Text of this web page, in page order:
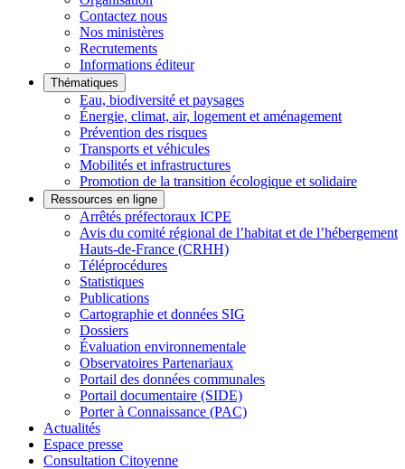
Contactez nous
Nos ministères
Recrutements
Informations éditeur
Thématiques
Eau, biodiversité et paysages
Énergie, climat, air, logement et aménagement
Prévention des risques
Transports et véhicules
Mobilités et infrastructures
Promotion de la transition écologique et solidaire
Ressources en ligne
Arrêtés préfectoraux ICPE
Avis du comité régional de l’habitat et de l’hébergement
Hauts-de-France (CRHH)
Téléprocédures
Statistiques
Publications
Cartographie et données SIG
Dossiers
Évaluation environnementale
Observatoires Partenariaux
Portail des données communales
Portail documentaire (SIDE)
Porter à Connaissance (PAC)
Actualités
Espace presse
Consultation Citoyenne